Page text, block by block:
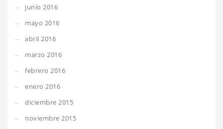
junio 2016
mayo 2016
abril 2016
marzo 2016
febrero 2016
enero 2016
diciembre 2015
noviembre 2015